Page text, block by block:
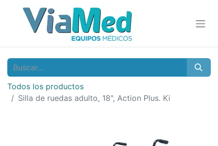
Todos los productos
Silla de ruedas adulto, 18", Action Plus. Ki